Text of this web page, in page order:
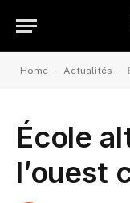
Home - Actualités -
École
l’ouest